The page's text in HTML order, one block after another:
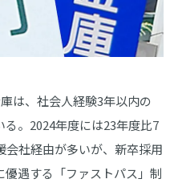
は、社会人経験3年以内の
る。2024年度には23年度比7
社経由が多いが、新卒採用
遇する「ファストパス」制